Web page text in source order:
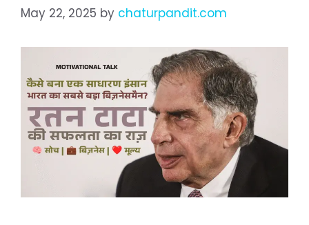
May 22, 2025 by chaturpandit.com